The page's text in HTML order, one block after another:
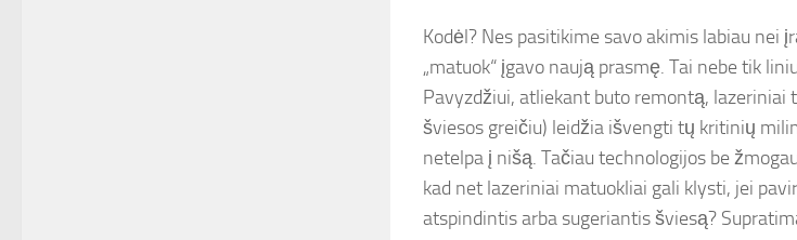
Kodėl? Nes pasitikime savo akimis labiau nei
„matuok“ įgavo naują prasmę. Tai nebe tik
Pavyzdžiui, atliekant buto remontą,
šviesos greičiu) leidžia išvengti tų kritinių
netelpa į nišą. Tačiau technologijos be
kad net lazeriniai matuokliai gali klysti, jei
atspindintis arba sugeriantis šviesą?